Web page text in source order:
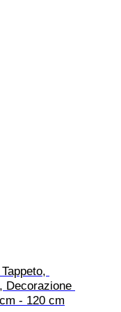
Decorazione
- 120 cm